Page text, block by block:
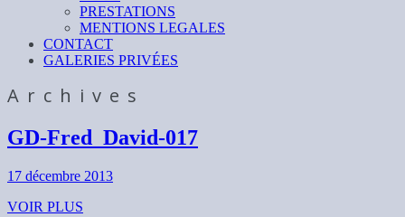
PRESTATIONS
MENTIONS LEGALES
CONTACT
GALERIES PRIVÉES
Archives
GD-Fred_David-017
17 décembre 2013
VOIR PLUS